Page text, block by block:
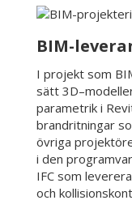
BIM-
I projekt som
sätt
parametrik i
brandritningar
övriga
i den
IFC som
och